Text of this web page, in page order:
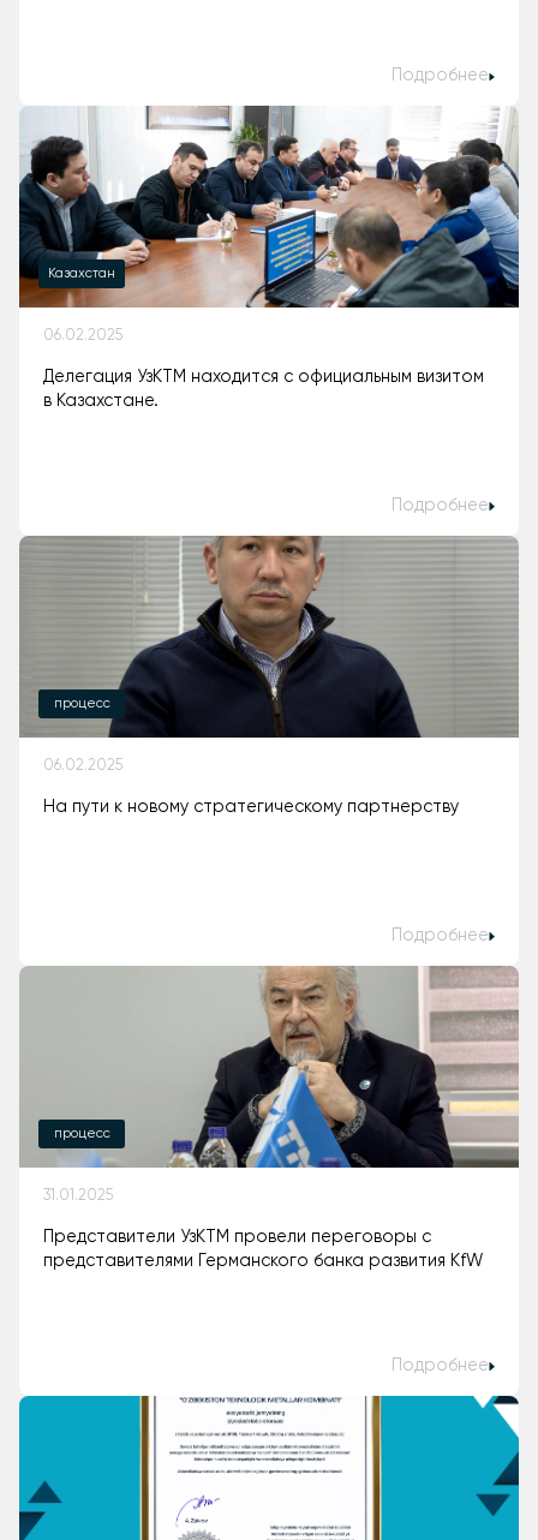
Подробнее
Казахстан
06.02.2025
Делегация УзKТМ находится с официальным визитом
в Казахстане.
Подробнее
процесс
06.02.2025
На пути к новому стратегическому партнерству
Подробнее
процесс
31.01.2025
Представители УзКТМ провели переговоры с
представителями Германского банка развития KfW
Подробнее